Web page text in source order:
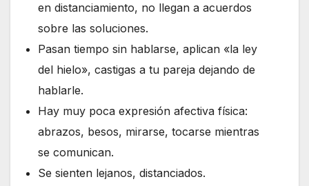
en distanciamiento, no llegan a acuerdos
sobre las soluciones.
Pasan tiempo sin hablarse, aplican «la ley
del hielo», castigas a tu pareja dejando de
hablarle.
Hay muy poca expresión afectiva física:
abrazos, besos, mirarse, tocarse mientras
se comunican.
Se sienten lejanos, distanciados.